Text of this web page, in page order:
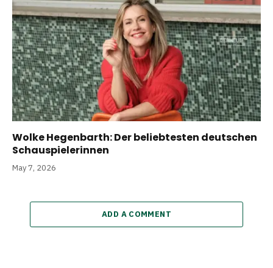
Wolke Hegenbarth: Der beliebtesten deutschen
Schauspielerinnen
May 7, 2026
ADD A COMMENT